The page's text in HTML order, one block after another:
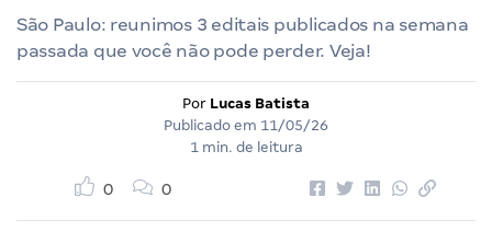
São Paulo: reunimos 3 editais publicados na semana
passada que você não pode perder. Veja!
Por Lucas Batista
Publicado em 11/05/26
1 min. de leitura
0 0